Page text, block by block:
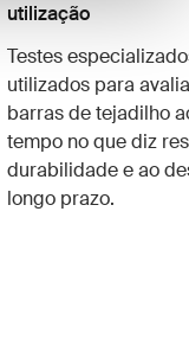
utilização
Testes
utilizados para
barras de tejadilho
tempo no que diz
durabilidade e ao
longo prazo.